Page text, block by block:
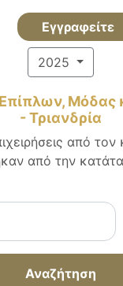
Εγγραφείτε
2025
Μόδας
- Τριανδρία
από
από την
Αναζήτηση